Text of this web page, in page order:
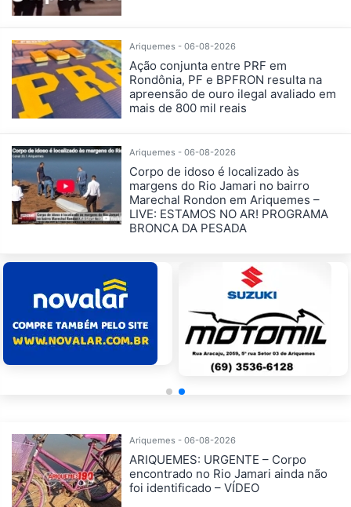
Ariquemes - 06-08-2026
Ação conjunta entre PRF em
Rondônia, PF e BPFRON resulta na
apreensão de ouro ilegal avaliado em
mais de 800 mil reais
Ariquemes - 06-08-2026
Corpo de idoso é localizado às
margens do Rio Jamari no bairro
Marechal Rondon em Ariquemes –
LIVE: ESTAMOS NO AR! PROGRAMA
BRONCA DA PESADA
Ariquemes - 06-08-2026
ARIQUEMES: URGENTE – Corpo
encontrado no Rio Jamari ainda não
foi identificado – VÍDEO